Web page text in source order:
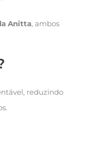
Anitta, ambos
reduzindo